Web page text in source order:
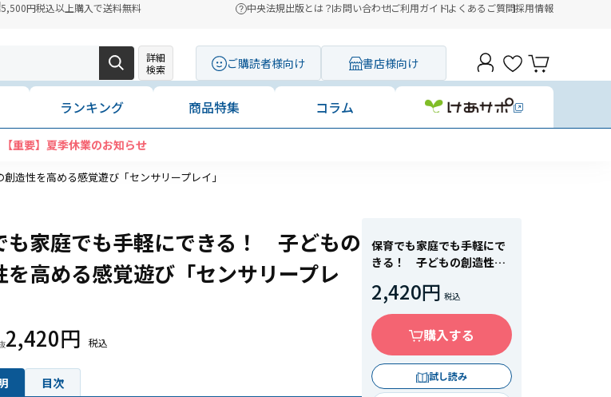
5,500円税込以上購入で送料無料 中央法規出版とは？お問い合わせご利用ガイドよくあるご質問採用情報
詳細
検索
ご購読者様向け 書店様向け
ランキング 商品特集 コラム
に「セブンイレブン」を追加いたしました
造性を高める感覚遊び「センサリープレイ」
も家庭でも手軽にできる！ 子どもの
を高める感覚遊び「センサリープレ
2,420円
目次
保育でも家庭でも手軽にで
きる！ 子どもの創造性を
ープレイ」
2,420円
購入する
試し読み